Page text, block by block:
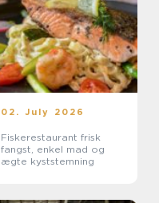
02. July 2026
Fiskerestaurant frisk
fangst, enkel mad og
ægte kyststemning